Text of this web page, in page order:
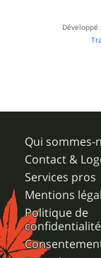
Développé
Qui sommes-
Contact &
Services pros
Mentions
Politique de
confidentialité